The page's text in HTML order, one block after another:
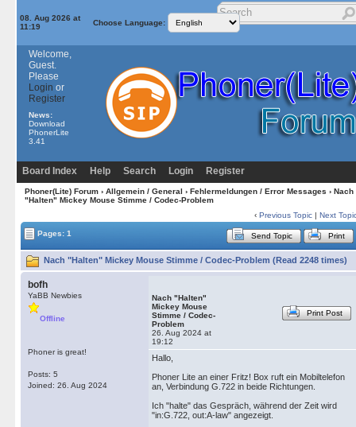
08. Aug 2026 at
11:19
Choose Language:
Welcome,
Guest.
Please
Login or
Register
News:
Download
PhonerLite
3.41
Board Index Help Search Login Register
Phoner(Lite) Forum› Allgemein / General › Fehlermeldungen / Error Messages › Nach
"Halten" Mickey Mouse Stimme / Codec-Problem
‹ Previous Topic | Next
Pages: 1 Send Topic Print
Nach "Halten" Mickey Mouse Stimme / Codec-Problem (Read 2248 times)
bofh
YaBB Newbies
Offline
Phoner is great!
Posts: 5
Joined: 26. Aug 2024
Nach "Halten"
Mickey Mouse
Stimme / Codec-
Problem
26. Aug 2024 at
19:12
Print Post
Hallo,
Phoner Lite an einer Fritz! Box ruft ein Mobiltelefon
an, Verbindung G.722 in beide Richtungen.
Ich "halte" das Gespräch, während der Zeit wird
"in:G.722, out:A-law" angezeigt.